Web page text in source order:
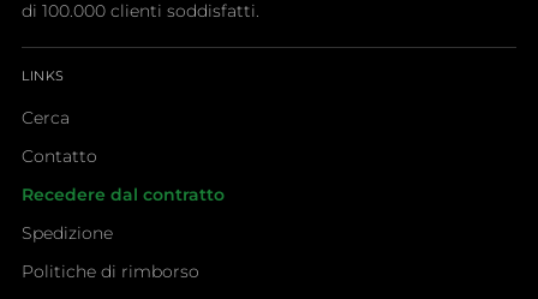
di 100.000 clienti soddisfatti.
LINKS
Cerca
Contatto
Recedere dal contratto
Spedizione
Politiche di rimborso